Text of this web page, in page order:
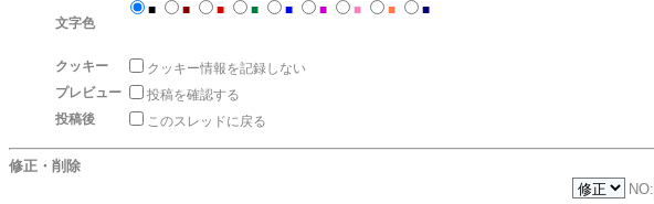
文字色
■ ■ ■ ■ ■ ■ ■ ■ ■
クッキー
クッキー情報を記録しない
プレビュー
投稿を確認する
投稿後
このスレッドに戻る
修正・削除
NO: